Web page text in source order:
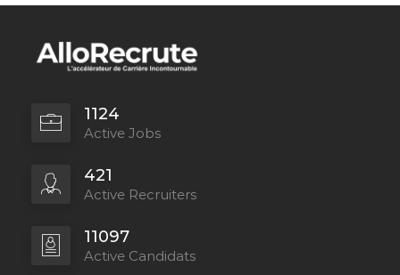
1124
Active Jobs
421
Active Recruiters
11097
Active Candidats